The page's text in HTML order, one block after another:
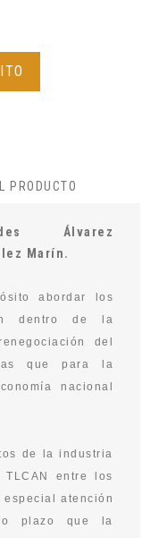
PRODUCTO
Álvarez
Marín.
abordar los
dentro de la
del
que para la
nacional
de la industria
entre los
especial atención
plazo que la